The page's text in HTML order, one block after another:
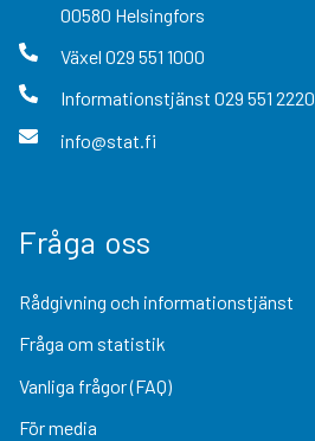
00580 Helsingfors
Växel 029 551 1000
Informationstjänst 029 551 2220
info@stat.fi
Fråga oss
Rådgivning och informationstjänst
Fråga om statistik
Vanliga frågor (FAQ)
För media